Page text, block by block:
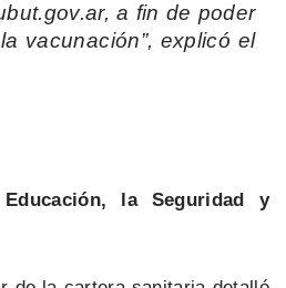
a fin de poder
vacunación”, explicó el
la Seguridad y